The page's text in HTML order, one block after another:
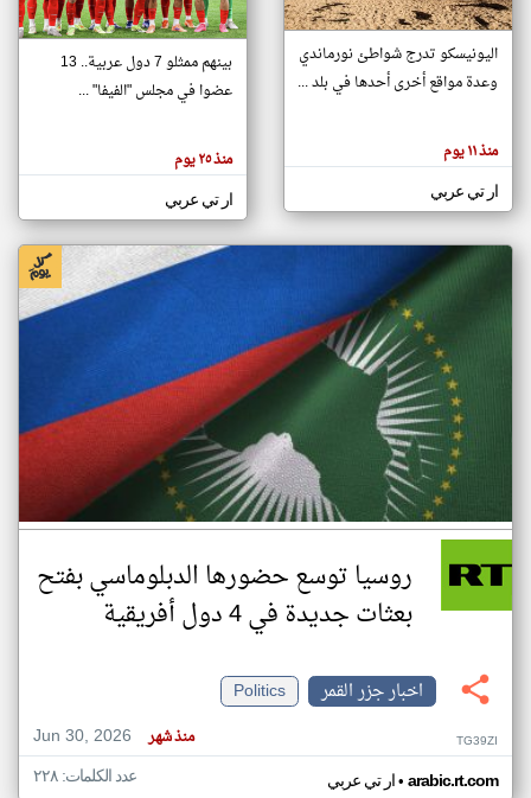
تغيير الدولة
اخبار جزر القمر على مدار الساعة
أهم اخبار جزر القمر العاجلة والمباشرة
هنا عن
وجهة
كاتبيها.
اليونيسكو تدرج شواطئ نورماندي
وعدة مواقع أخرى أحدها في بلد ...
منذ ١١ يوم
ار تي عربي
بينهم ممثلو 7 دول عربية.. 13
عضوا في مجلس "الفيفا" ...
منذ ٢٥ يوم
ار تي عربي
روسيا توسع حضورها الدبلوماسي بفتح
بعثات جديدة في 4 دول أفريقية
اخبار جزر القمر
Politics
Jun 30, 2026
منذ شهر TG39ZI
ار تي عربي• arabic.rt.com عدد الكلمات: ٢٢٨
klyoum.com